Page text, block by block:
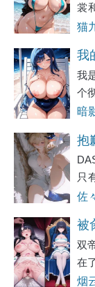
裳
人
口
子
猫
我
我
个
人
尔
暗
抱
的
只
生
当
佐
被
双
在
办
烟